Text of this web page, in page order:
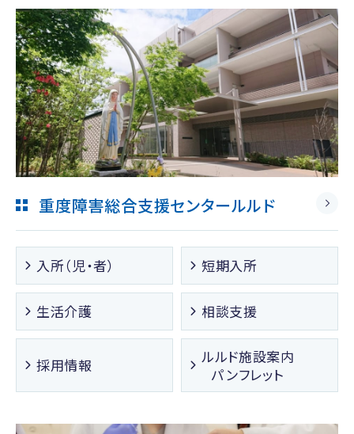
重度障害総合支援センタールルド
入所（児・者） 短期入所
生活介護 相談支援
採用情報
ルルド施設案内
パンフレット